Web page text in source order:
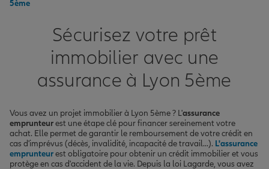
5ème
Sécurisez votre prêt
immobilier avec une
assurance à Lyon 5ème
Vous avez un projet immobilier à Lyon 5ème ? L'assurance
emprunteurest une étape clé pour financer sereinement votre
achat. Elle permet de garantir le remboursement de votre crédit en
cas d'imprévus (décès, invalidité, incapacité de travail...). L'assurance
emprunteurest obligatoire pour obtenir un crédit immobilier et vous
protège en cas d'accident de la vie. Depuis la loi Lagarde, vous avez